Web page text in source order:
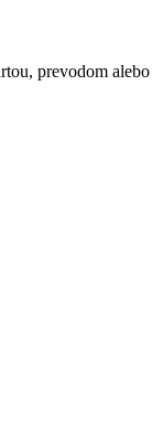
prevodom alebo